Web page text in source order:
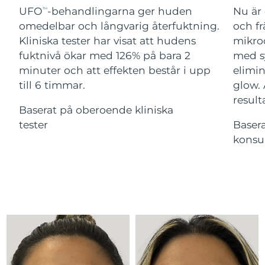
UFOTM-behandlingarna ger huden
omedelbar och långvarig återfuktning.
Kliniska tester har visat att hudens
fuktnivå ökar med 126% på bara 2
minuter och att effekten består i upp
till 6 timmar.
Baserat på oberoende kliniska
tester
Nu
och
med
glow.
For healthy hair
18% PAP
Kosmetika Man
Handla allt
Israel Förväntad leverans 8/15/26
Italien Förväntad leverans 8/11/26
Japan Förväntad leverans 8/14/26
8/16/26
Kazakstan 8/13/26
Litauen Förväntad leverans8/11/26